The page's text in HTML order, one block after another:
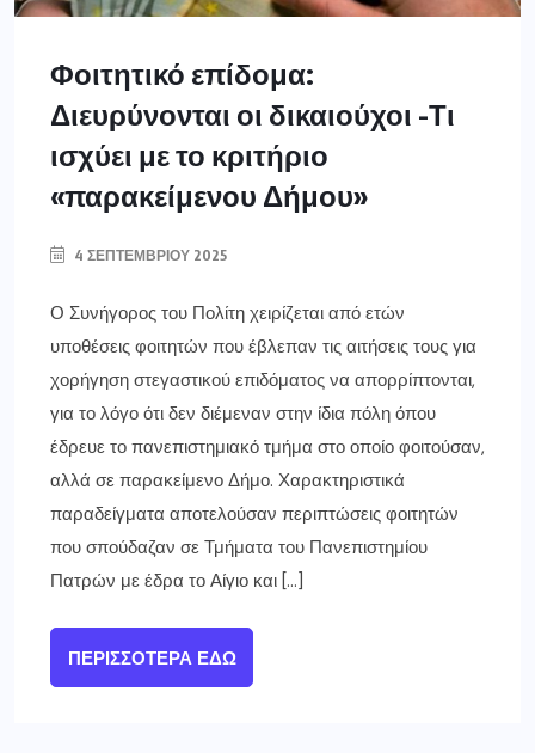
Φοιτητικό επίδομα:
Διευρύνονται οι δικαιούχοι -Τι
ισχύει με το κριτήριο
«παρακείμενου Δήμου»
4 ΣΕΠΤΕΜΒΡΊΟΥ 2025
Ο Συνήγορος του Πολίτη χειρίζεται από ετών
υποθέσεις φοιτητών που έβλεπαν τις αιτήσεις τους για
χορήγηση στεγαστικού επιδόματος να απορρίπτονται,
για το λόγο ότι δεν διέμεναν στην ίδια πόλη όπου
έδρευε το πανεπιστημιακό τμήμα στο οποίο φοιτούσαν,
αλλά σε παρακείμενο Δήμο. Χαρακτηριστικά
παραδείγματα αποτελούσαν περιπτώσεις φοιτητών
που σπούδαζαν σε Τμήματα του Πανεπιστημίου
Πατρών με έδρα το Αίγιο και […]
ΠΕΡΙΣΣΌΤΕΡΑ ΕΔΏ